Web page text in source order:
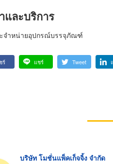
และบริการ
จำหน่ายอุปกรณ์บรรจุภัณฑ์
ร์ แชร์ Tweet
บริษัท โมชั่นแพ็คเก็จจิ้ง จำกัด